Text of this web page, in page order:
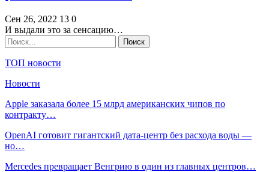
Сен 26, 2022 13 0
И выдали это за сенсацию…
ТОП новости
Новости
Apple заказала более 15 млрд американских чипов по
контракту…
OpenAI готовит гигантский дата-центр без расхода воды —
но…
Mercedes превращает Венгрию в один из главных центров…